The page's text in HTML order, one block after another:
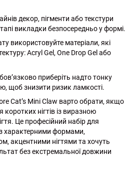
декор, пігменти або текстури
викладки безпосередньо у формі.
використовуйте матеріали, які
Acryl Gel, One Drop Gel або
приберіть надто тонку
щоб знизити ризик ламкості.
Cat’s Mini Claw варто обрати, якщо
коротких нігтів із виразною
Це професійний набір для
характерними формами,
акцентними нігтями та хочуть
без екстремальної довжини